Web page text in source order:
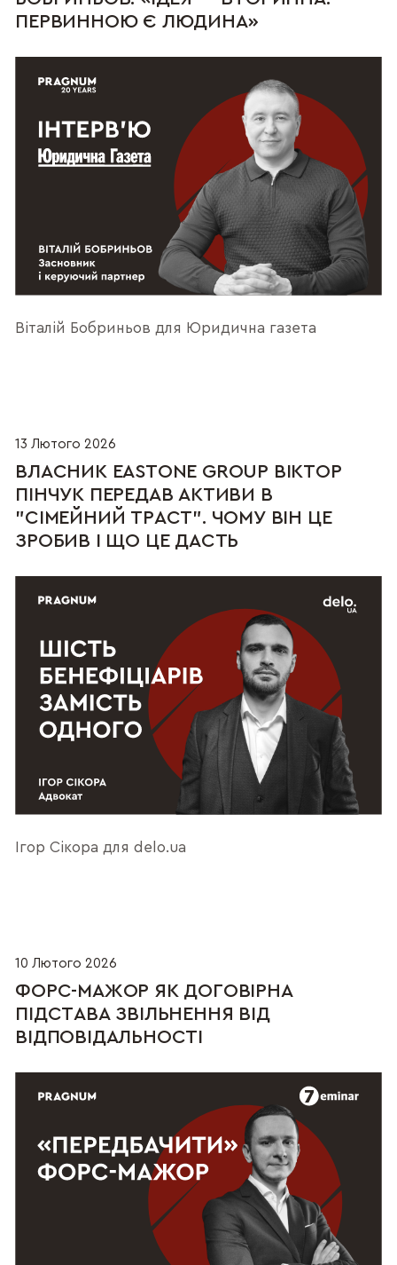
ПЕРВИННОЮ Є ЛЮДИНА»
Віталій Бобриньов для Юридична газета
13 Лютого 2026
ВЛАСНИК EASTONE GROUP ВІКТОР
ПІНЧУК ПЕРЕДАВ АКТИВИ В
"СІМЕЙНИЙ ТРАСТ". ЧОМУ ВІН ЦЕ
ЗРОБИВ І ЩО ЦЕ ДАСТЬ
Ігор Сікора для delo.ua
10 Лютого 2026
ФОРС-МАЖОР ЯК ДОГОВІРНА
ПІДСТАВА ЗВІЛЬНЕННЯ ВІД
ВІДПОВІДАЛЬНОСТІ